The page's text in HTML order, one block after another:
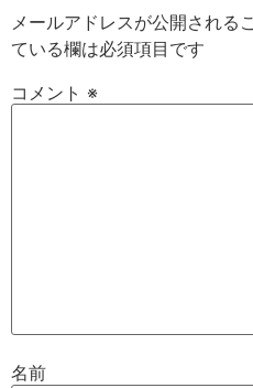
メールアドレスが公開される
ている欄は必須項目です
コメント ※
名前